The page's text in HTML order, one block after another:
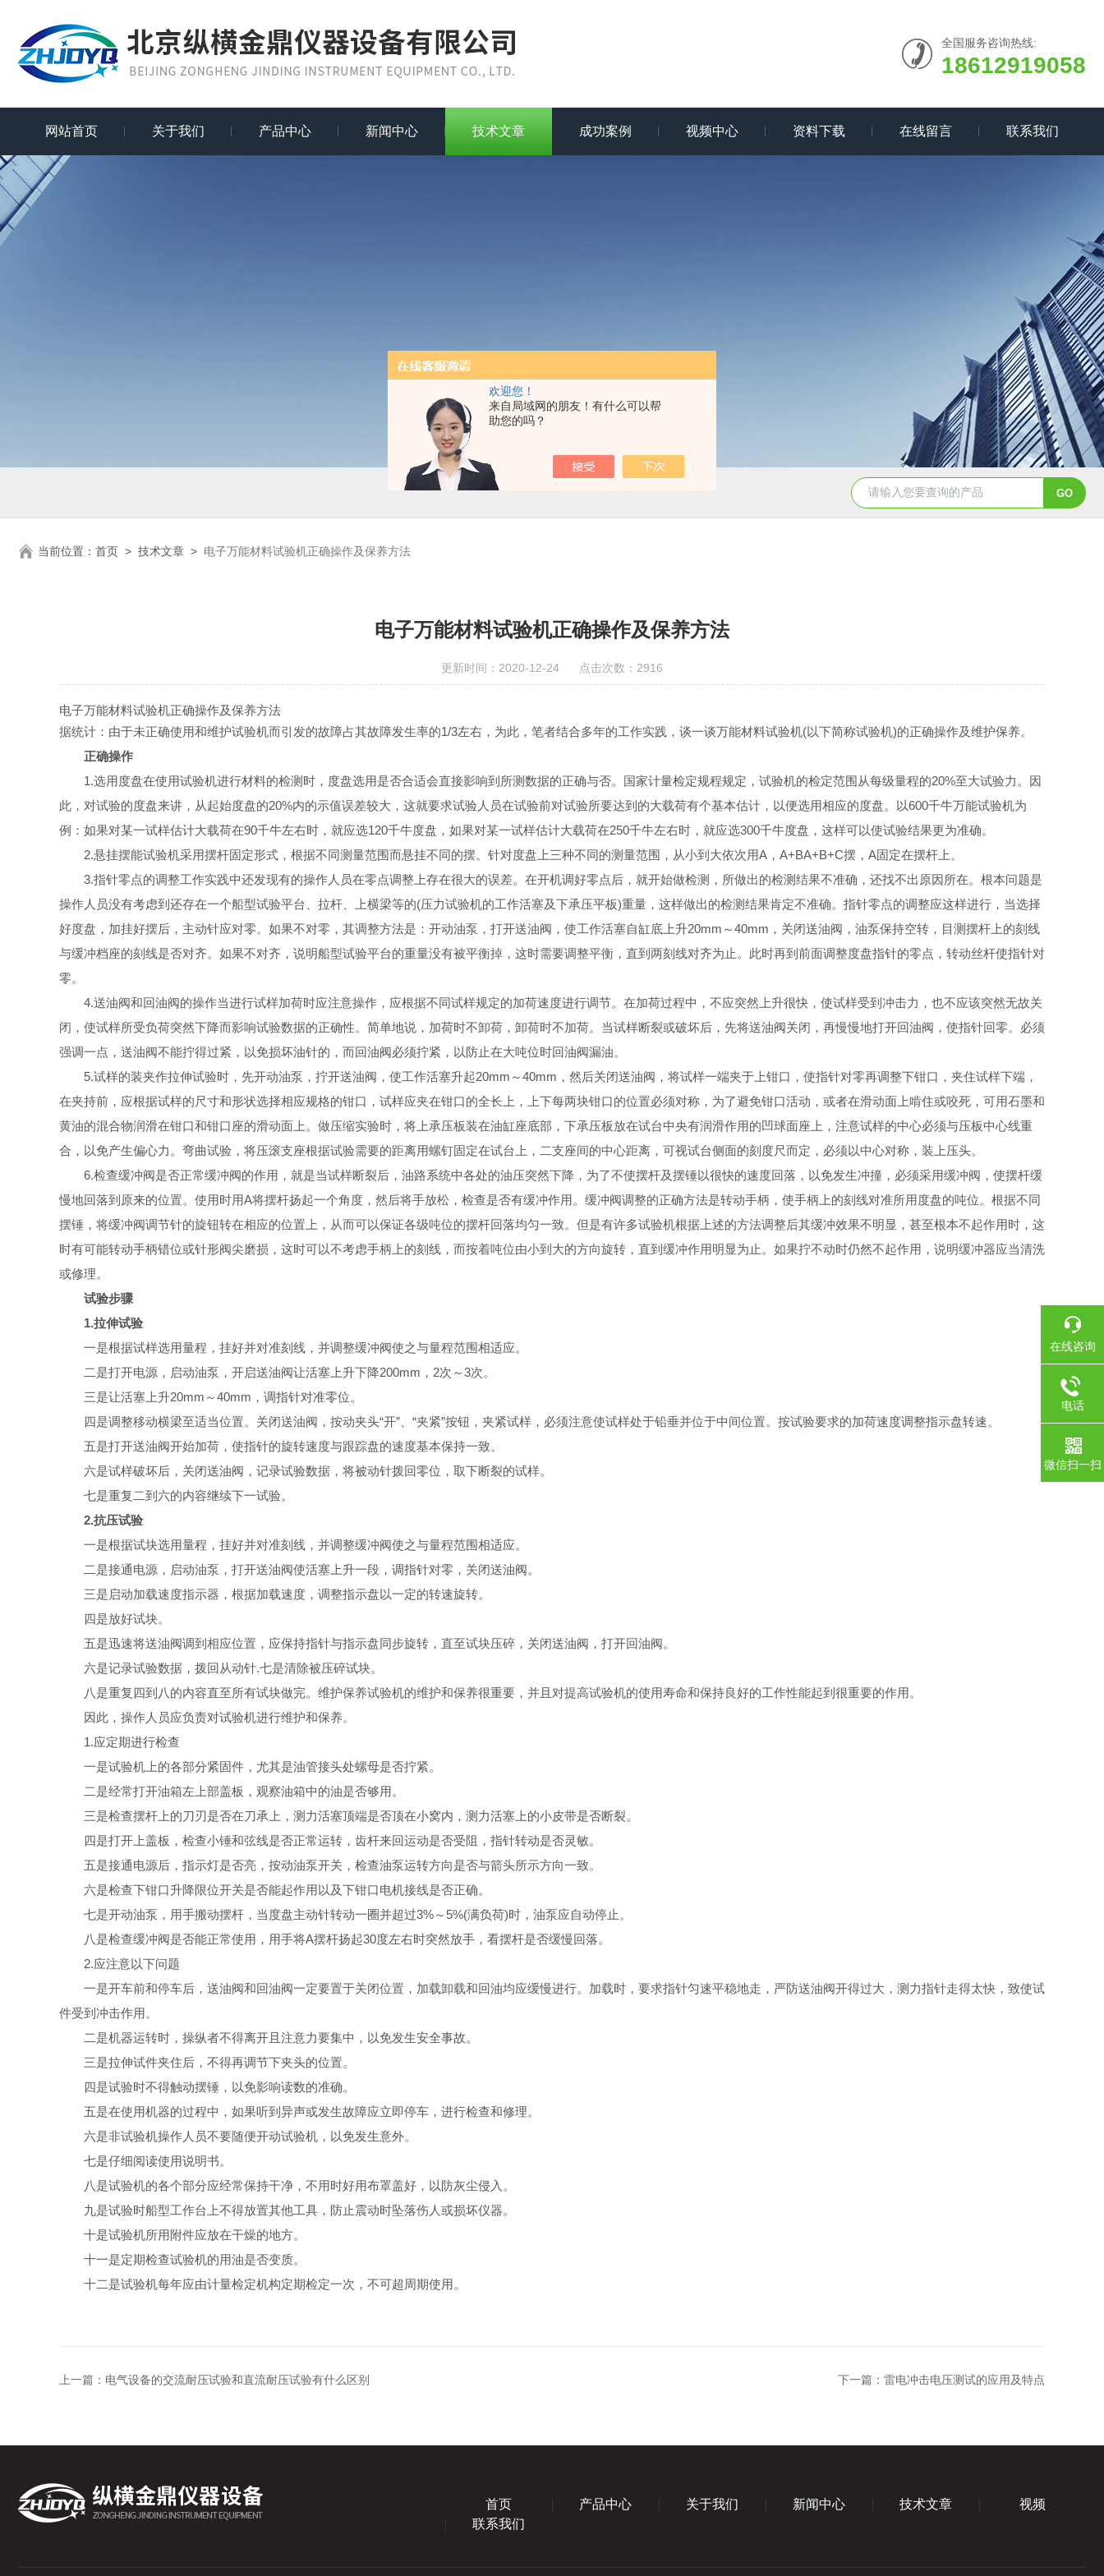
欢迎您！
来自局域网的朋友！有什么可以帮
助您的吗？
全国服务咨询热线:
18612919058
网站首页 关于我们 产品中心 新闻中心 技术文章 成功案例 视频中心 资料下载 在线留言 联系我们
当前位置： 首页 > 技术文章 > 电子万能材料试验机正确操作及保养方法
电子万能材料试验机正确操作及保养方法
更新时间：2020-12-24 点击次数：2916
电子万能材料试验机正确操作及保养方法
据统计：由于未正确使用和维护试验机而引发的故障占其故障发生率的1/3左右，为此，笔者结合多年的工作实践，谈一谈万能材料试验机(以下简称试验机)的正确操作及维护保养。
正确操作
1.选用度盘在使用试验机进行材料的检测时，度盘选用是否合适会直接影响到所测数据的正确与否。国家计量检定规程规定，试验机的检定范围从每级量程的20%至大试验力。因
此，对试验的度盘来讲，从起始度盘的20%内的示值误差较大，这就要求试验人员在试验前对试验所要达到的大载荷有个基本估计，以便选用相应的度盘。以600千牛万能试验机为
例：如果对某一试样估计大载荷在90千牛左右时，就应选120千牛度盘，如果对某一试样估计大载荷在250千牛左右时，就应选300千牛度盘，这样可以使试验结果更为准确。
2.悬挂摆能试验机采用摆杆固定形式，根据不同测量范围而悬挂不同的摆。针对度盘上三种不同的测量范围，从小到大依次用A，A+BA+B+C摆，A固定在摆杆上。
3.指针零点的调整工作实践中还发现有的操作人员在零点调整上存在很大的误差。在开机调好零点后，就开始做检测，所做出的检测结果不准确，还找不出原因所在。根本问题是
操作人员没有考虑到还存在一个船型试验平台、拉杆、上横梁等的(压力试验机的工作活塞及下承压平板)重量，这样做出的检测结果肯定不准确。指针零点的调整应这样进行，当选择
好度盘，加挂好摆后，主动针应对零。如果不对零，其调整方法是：开动油泵，打开送油阀，使工作活塞自缸底上升20mm～40mm，关闭送油阀，油泵保持空转，目测摆杆上的刻线
与缓冲档座的刻线是否对齐。如果不对齐，说明船型试验平台的重量没有被平衡掉，这时需要调整平衡，直到两刻线对齐为止。此时再到前面调整度盘指针的零点，转动丝杆使指针对
零。
4.送油阀和回油阀的操作当进行试样加荷时应注意操作，应根据不同试样规定的加荷速度进行调节。在加荷过程中，不应突然上升很快，使试样受到冲击力，也不应该突然无故关
闭，使试样所受负荷突然下降而影响试验数据的正确性。简单地说，加荷时不卸荷，卸荷时不加荷。当试样断裂或破坏后，先将送油阀关闭，再慢慢地打开回油阀，使指针回零。必须
强调一点，送油阀不能拧得过紧，以免损坏油针的，而回油阀必须拧紧，以防止在大吨位时回油阀漏油。
5.试样的装夹作拉伸试验时，先开动油泵，拧开送油阀，使工作活塞升起20mm～40mm，然后关闭送油阀，将试样一端夹于上钳口，使指针对零再调整下钳口，夹住试样下端，
在夹持前，应根据试样的尺寸和形状选择相应规格的钳口，试样应夹在钳口的全长上，上下每两块钳口的位置必须对称，为了避免钳口活动，或者在滑动面上啃住或咬死，可用石墨和
黄油的混合物润滑在钳口和钳口座的滑动面上。做压缩实验时，将上承压板装在油缸座底部，下承压板放在试台中央有润滑作用的凹球面座上，注意试样的中心必须与压板中心线重
合，以免产生偏心力。弯曲试验，将压滚支座根据试验需要的距离用螺钉固定在试台上，二支座间的中心距离，可视试台侧面的刻度尺而定，必须以中心对称，装上压头。
6.检查缓冲阀是否正常缓冲阀的作用，就是当试样断裂后，油路系统中各处的油压突然下降，为了不使摆杆及摆锤以很快的速度回落，以免发生冲撞，必须采用缓冲阀，使摆杆缓
慢地回落到原来的位置。使用时用A将摆杆扬起一个角度，然后将手放松，检查是否有缓冲作用。缓冲阀调整的正确方法是转动手柄，使手柄上的刻线对准所用度盘的吨位。根据不同
摆锤，将缓冲阀调节针的旋钮转在相应的位置上，从而可以保证各级吨位的摆杆回落均匀一致。但是有许多试验机根据上述的方法调整后其缓冲效果不明显，甚至根本不起作用时，这
时有可能转动手柄错位或针形阀尖磨损，这时可以不考虑手柄上的刻线，而按着吨位由小到大的方向旋转，直到缓冲作用明显为止。如果拧不动时仍然不起作用，说明缓冲器应当清洗
或修理。
试验步骤
1.拉伸试验
一是根据试样选用量程，挂好并对准刻线，并调整缓冲阀使之与量程范围相适应。
二是打开电源，启动油泵，开启送油阀让活塞上升下降200mm，2次～3次。
三是让活塞上升20mm～40mm，调指针对准零位。
四是调整移动横梁至适当位置。关闭送油阀，按动夹头“开”、“夹紧”按钮，夹紧试样，必须注意使试样处于铅垂并位于中间位置。按试验要求的加荷速度调整指示盘转速。
五是打开送油阀开始加荷，使指针的旋转速度与跟踪盘的速度基本保持一致。
六是试样破坏后，关闭送油阀，记录试验数据，将被动针拨回零位，取下断裂的试样。
七是重复二到六的内容继续下一试验。
2.抗压试验
一是根据试块选用量程，挂好并对准刻线，并调整缓冲阀使之与量程范围相适应。
二是接通电源，启动油泵，打开送油阀使活塞上升一段，调指针对零，关闭送油阀。
三是启动加载速度指示器，根据加载速度，调整指示盘以一定的转速旋转。
四是放好试块。
五是迅速将送油阀调到相应位置，应保持指针与指示盘同步旋转，直至试块压碎，关闭送油阀，打开回油阀。
六是记录试验数据，拨回从动针.七是清除被压碎试块。
八是重复四到八的内容直至所有试块做完。维护保养试验机的维护和保养很重要，并且对提高试验机的使用寿命和保持良好的工作性能起到很重要的作用。
因此，操作人员应负责对试验机进行维护和保养。
1.应定期进行检查
一是试验机上的各部分紧固件，尤其是油管接头处螺母是否拧紧。
二是经常打开油箱左上部盖板，观察油箱中的油是否够用。
三是检查摆杆上的刀刃是否在刀承上，测力活塞顶端是否顶在小窝内，测力活塞上的小皮带是否断裂。
四是打开上盖板，检查小锤和弦线是否正常运转，齿杆来回运动是否受阻，指针转动是否灵敏。
五是接通电源后，指示灯是否亮，按动油泵开关，检查油泵运转方向是否与箭头所示方向一致。
六是检查下钳口升降限位开关是否能起作用以及下钳口电机接线是否正确。
七是开动油泵，用手搬动摆杆，当度盘主动针转动一圈并超过3%～5%(满负荷)时，油泵应自动停止。
八是检查缓冲阀是否能正常使用，用手将A摆杆扬起30度左右时突然放手，看摆杆是否缓慢回落。
2.应注意以下问题
一是开车前和停车后，送油阀和回油阀一定要置于关闭位置，加载卸载和回油均应缓慢进行。加载时，要求指针匀速平稳地走，严防送油阀开得过大，测力指针走得太快，致使试
件受到冲击作用。
二是机器运转时，操纵者不得离开且注意力要集中，以免发生安全事故。
三是拉伸试件夹住后，不得再调节下夹头的位置。
四是试验时不得触动摆锤，以免影响读数的准确。
五是在使用机器的过程中，如果听到异声或发生故障应立即停车，进行检查和修理。
六是非试验机操作人员不要随便开动试验机，以免发生意外。
七是仔细阅读使用说明书。
八是试验机的各个部分应经常保持干净，不用时好用布罩盖好，以防灰尘侵入。
九是试验时船型工作台上不得放置其他工具，防止震动时坠落伤人或损坏仪器。
十是试验机所用附件应放在干燥的地方。
十一是定期检查试验机的用油是否变质。
十二是试验机每年应由计量检定机构定期检定一次，不可超周期使用。
上一篇： 电气设备的交流耐压试验和直流耐压试验有什么区别 下一篇： 雷电冲击电压测试的应用及特点
首页 产品中心 关于我们 新闻中心 技术文章
视频
联系我们
在线咨询
电话
微信扫一扫